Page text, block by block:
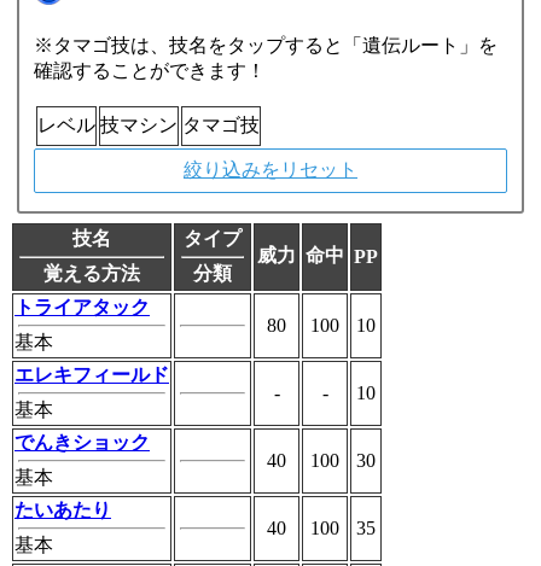
※タマゴ技は、技名をタップすると「遺伝ルート」を
確認することができます！
レベル 技マシン タマゴ技
絞り込みをリセット
技名
覚える方法
タイプ
分類
威力 命中 PP
トライアタック
基本
80 100 10
エレキフィールド
基本
- - 10
でんきショック
基本
40 100 30
たいあたり
基本
40 100 35